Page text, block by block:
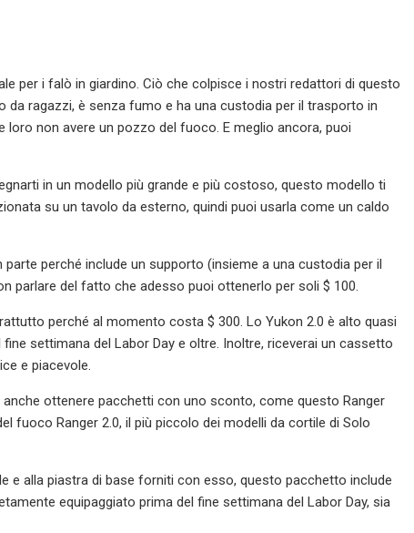
per i falò in giardino. Ciò che colpisce i nostri redattori di questo
da ragazzi, è senza fumo e ha una custodia per il trasporto in
non avere un pozzo del fuoco. E meglio ancora, puoi
in un modello più grande e più costoso, questo modello ti
su un tavolo da esterno, quindi puoi usarla come un caldo
perché include un supporto (insieme a una custodia per il
parlare del fatto che adesso puoi ottenerlo per soli $ 100.
perché al momento costa $ 300. Lo Yukon 2.0 è alto quasi
settimana del Labor Day e oltre. Inoltre, riceverai un cassetto
e piacevole.
ottenere pacchetti con uno sconto, come questo Ranger
fuoco Ranger 2.0, il più piccolo dei modelli da cortile di Solo
e alla piastra di base forniti con esso, questo pacchetto include
equipaggiato prima del fine settimana del Labor Day, sia